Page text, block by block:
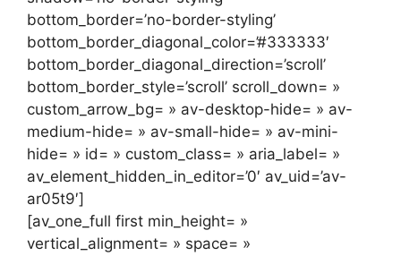
bottom_border=’no-border-styling’
bottom_border_diagonal_color=’#333333′
bottom_border_diagonal_direction=’scroll’
bottom_border_style=’scroll’ scroll_down= »
custom_arrow_bg= » av-desktop-hide= » av-
medium-hide= » av-small-hide= » av-mini-
hide= » id= » custom_class= » aria_label= »
av_element_hidden_in_editor=’0′ av_uid=’av-
ar05t9′]
[av_one_full first min_height= »
vertical_alignment= » space= »